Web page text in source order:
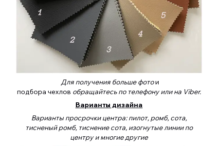
Для получения больше фотои
подбора чехлов обращайтесь по телефону или на Viber.
Варианты дизайна
Варианты просрочки центра: пилот, ромб, сота,
тисненый ромб, тиснение сота, изогнутые линии по
центру и многие другие